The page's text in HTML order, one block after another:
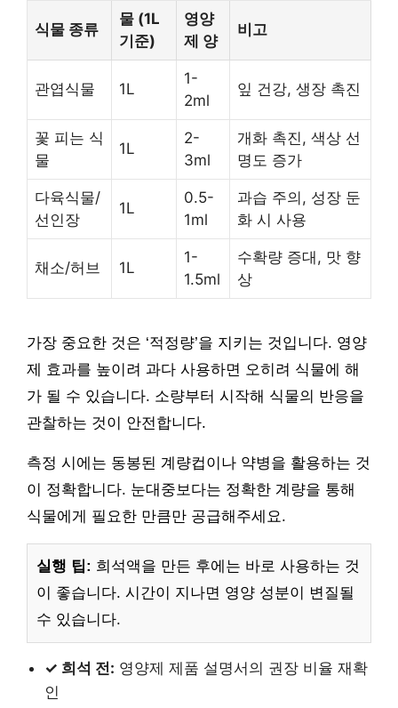
식물 종류
물 (1L
기준)
영양
제 양
비고
관엽식물 1L
1-
2ml
잎 건강, 생장 촉진
꽃 피는 식
물
1L
2-
3ml
개화 촉진, 색상 선
명도 증가
다육식물/
선인장
1L
0.5-
1ml
과습 주의, 성장 둔
화 시 사용
채소/허브 1L
1-
1.5ml
수확량 증대, 맛 향
상
가장 중요한 것은 ‘적정량’을 지키는 것입니다. 영양
제 효과를 높이려 과다 사용하면 오히려 식물에 해
가 될 수 있습니다. 소량부터 시작해 식물의 반응을
관찰하는 것이 안전합니다.
측정 시에는 동봉된 계량컵이나 약병을 활용하는 것
이 정확합니다. 눈대중보다는 정확한 계량을 통해
식물에게 필요한 만큼만 공급해주세요.
실행 팁: 희석액을 만든 후에는 바로 사용하는 것
이 좋습니다. 시간이 지나면 영양 성분이 변질될
수 있습니다.
✓ 희석 전: 영양제 제품 설명서의 권장 비율 재확
인